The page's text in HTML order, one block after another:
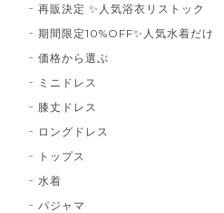
再販決定 ✨人気浴衣リストック
期間限定10%OFF✨人気水着だけ
価格から選ぶ
ミニドレス
膝丈ドレス
ロングドレス
トップス
水着
パジャマ